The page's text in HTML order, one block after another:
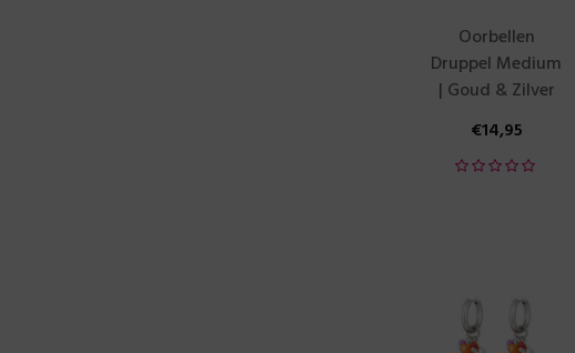
Oorbellen
Druppel Medium
| Goud & Zilver
€14,95